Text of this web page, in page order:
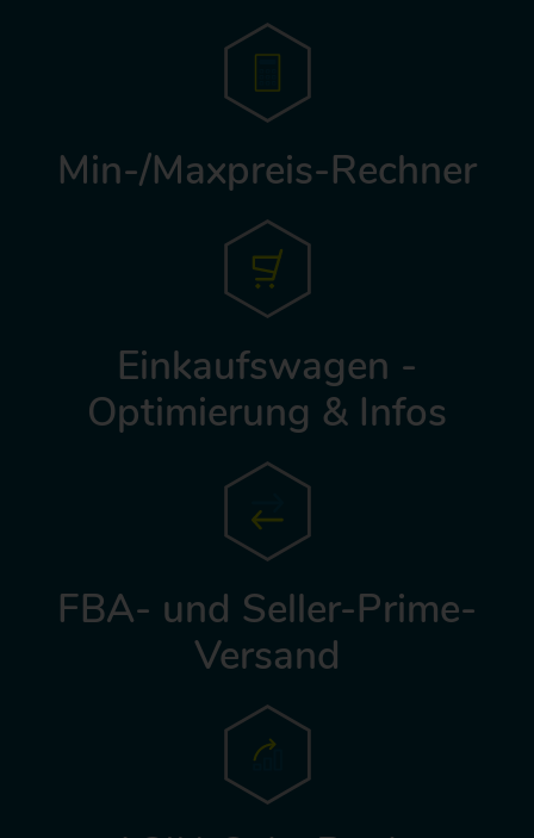
Min-/Maxpreis-Rechner
Einkaufswagen -
Optimierung & Infos
FBA- und Seller-Prime-
Versand